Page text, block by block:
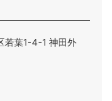
若葉1-4-1 神田外